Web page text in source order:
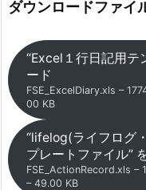
ダウンロードファイ
“Excel１行日記用テ
ード
FSE_ExcelDiary.xls –
00 KB
“lifelog(ライフログ
プレートファイル”
FSE_ActionRecord.xls –
– 49.00 KB